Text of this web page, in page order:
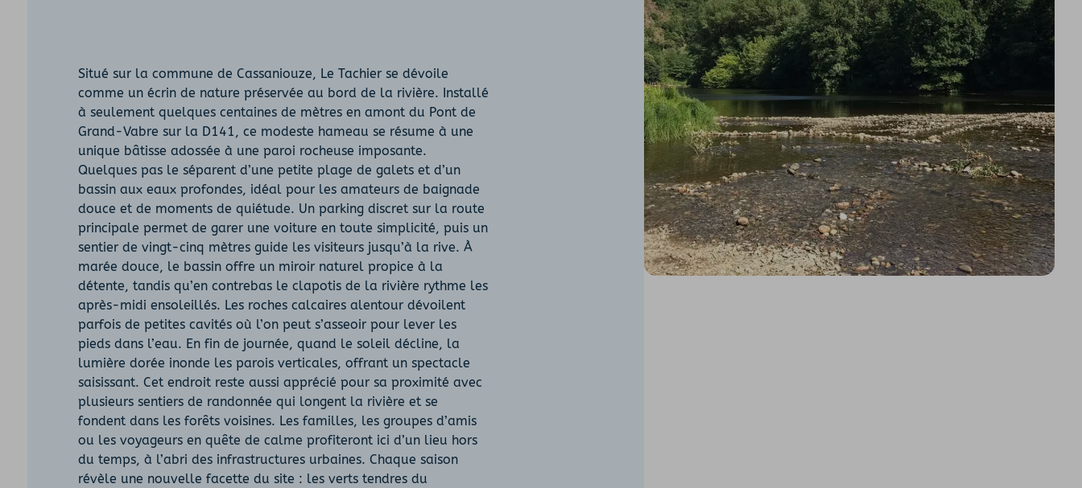
Situé sur la commune de Cassaniouze, Le Tachier se dévoile
comme un écrin de nature préservée au bord de la rivière. Installé
à seulement quelques centaines de mètres en amont du Pont de
Grand-Vabre sur la D141, ce modeste hameau se résume à une
unique bâtisse adossée à une paroi rocheuse imposante.
Quelques pas le séparent d’une petite plage de galets et d’un
bassin aux eaux profondes, idéal pour les amateurs de baignade
douce et de moments de quiétude. Un parking discret sur la route
principale permet de garer une voiture en toute simplicité, puis un
sentier de vingt-cinq mètres guide les visiteurs jusqu’à la rive. À
marée douce, le bassin offre un miroir naturel propice à la
détente, tandis qu’en contrebas le clapotis de la rivière rythme les
après-midi ensoleillés. Les roches calcaires alentour dévoilent
parfois de petites cavités où l’on peut s’asseoir pour lever les
pieds dans l’eau. En fin de journée, quand le soleil décline, la
lumière dorée inonde les parois verticales, offrant un spectacle
saisissant. Cet endroit reste aussi apprécié pour sa proximité avec
plusieurs sentiers de randonnée qui longent la rivière et se
fondent dans les forêts voisines. Les familles, les groupes d’amis
ou les voyageurs en quête de calme profiteront ici d’un lieu hors
du temps, à l’abri des infrastructures urbaines. Chaque saison
révèle une nouvelle facette du site : les verts tendres du